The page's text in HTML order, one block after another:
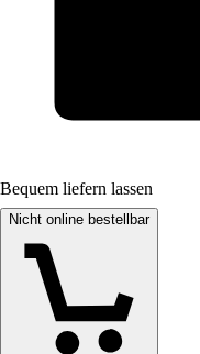
Bequem liefern lassen
Nicht online bestellbar